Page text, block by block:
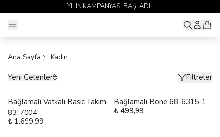
YILIN KAMPANYASI BAŞLADI!
Ana Sayfa Kadın
Yeni Gelenler Filtreler
Bağlamalı Vatkalı Basic Takım
83-7004
₺ 1.699,99
Bağlamalı Bone 68-6315-1
₺ 499,99